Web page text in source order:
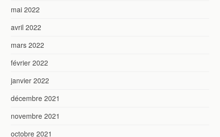
mai 2022
avril 2022
mars 2022
février 2022
janvier 2022
décembre 2021
novembre 2021
octobre 2021